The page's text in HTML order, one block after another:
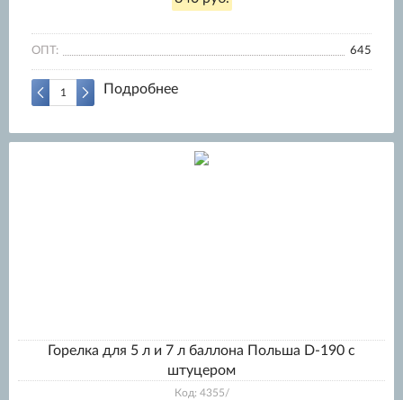
ОПТ: 645
Подробнее
Горелка для 5 л и 7 л баллона Польша D-190 с
штуцером
Код: 4355/